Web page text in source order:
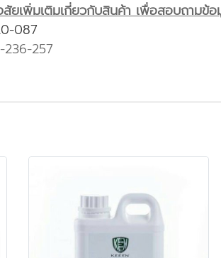
เพิ่มเติมเกี่ยวกับสินค้า เพื่อสอบถามข้อ
087
257